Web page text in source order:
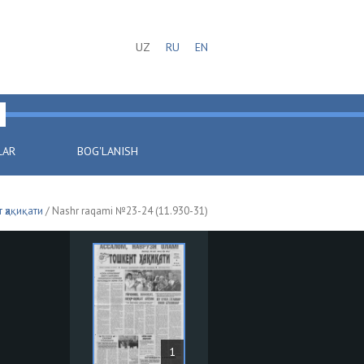
UZ RU EN
BOG'LANISH
/ Nashr raqami №23-24 (11.930-31)
1